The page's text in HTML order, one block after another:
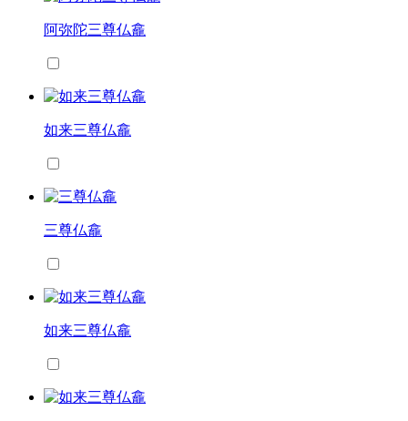
阿弥陀三尊仏龕
如来三尊仏龕
三尊仏龕
如来三尊仏龕